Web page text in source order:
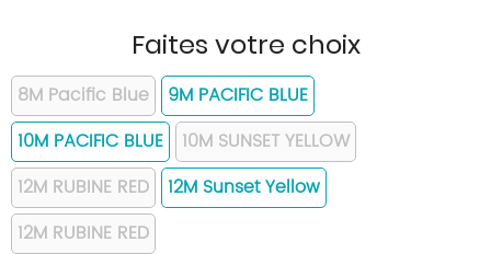
Faites votre choix
8M Pacific Blue
9M PACIFIC BLUE
10M PACIFIC BLUE
10M SUNSET YELLOW
12M RUBINE RED
12M Sunset Yellow
12M RUBINE RED